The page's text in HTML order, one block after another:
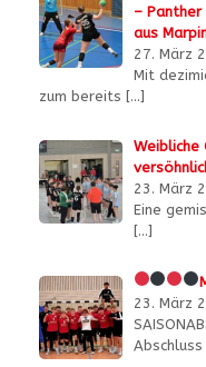
–
aus
27. März
Mit
zum bereits […]
Weibliche
23. März
Eine
[…]
23. März